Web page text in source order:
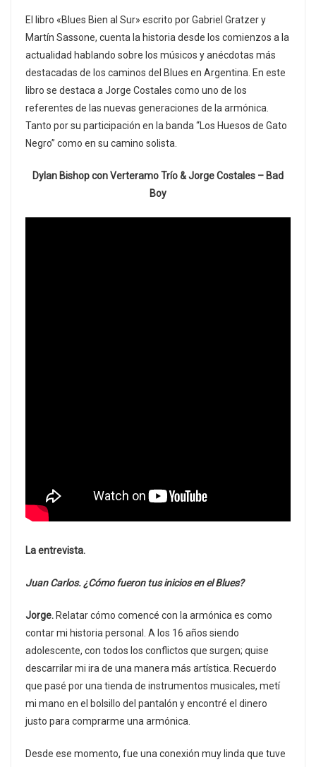
El libro «Blues Bien al Sur» escrito por Gabriel Gratzer y
Martín Sassone, cuenta la historia desde los comienzos a la
actualidad hablando sobre los músicos y anécdotas más
destacadas de los caminos del Blues en Argentina. En este
libro se destaca a Jorge Costales como uno de los
referentes de las nuevas generaciones de la armónica.
Tanto por su participación en la banda “Los Huesos de Gato
Negro” como en su camino solista.
Dylan Bishop con Verteramo Trío & Jorge Costales – Bad
Boy
La entrevista.
Juan Carlos. ¿Cómo fueron tus inicios en el Blues?
Jorge. Relatar cómo comencé con la armónica es como
contar mi historia personal. A los 16 años siendo
adolescente, con todos los conflictos que surgen; quise
descarrilar mi ira de una manera más artística. Recuerdo
que pasé por una tienda de instrumentos musicales, metí
mi mano en el bolsillo del pantalón y encontré el dinero
justo para comprarme una armónica.
Desde ese momento, fue una conexión muy linda que tuve